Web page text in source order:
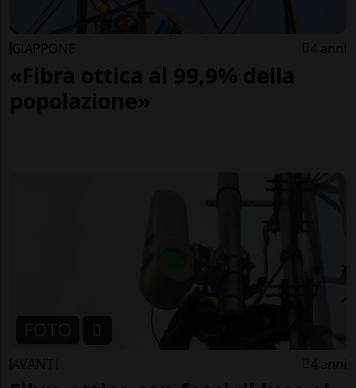
GIAPPONE 4 anni
«Fibra ottica al 99,9% della
popolazione»
AVANTI 4 anni